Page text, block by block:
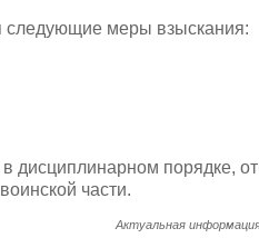
меры взыскания:
порядке,
части.
Актуальная